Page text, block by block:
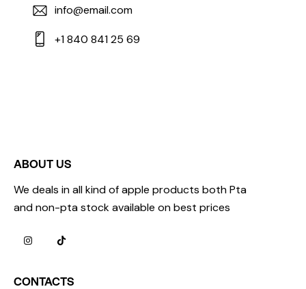
info@email.com
+1 840 841 25 69
ABOUT US
We deals in all kind of apple products both Pta
and non-pta stock available on best prices
CONTACTS